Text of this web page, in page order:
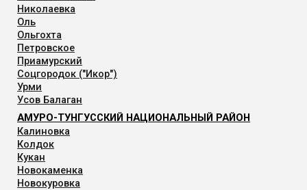
Николаевка
Оль
Ольгохта
Петровское
Приамурский
Соцгородок ("Икор")
Урми
Усов Балаган
АМУРО-ТУНГУССКИЙ НАЦИОНАЛЬНЫЙ РАЙОН
Калиновка
Колдок
Кукан
Новокаменка
Новокуровка